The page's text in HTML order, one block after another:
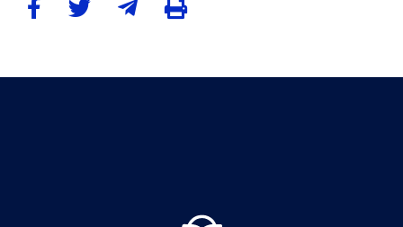
Infografika
Ochiq ma'lumotlar